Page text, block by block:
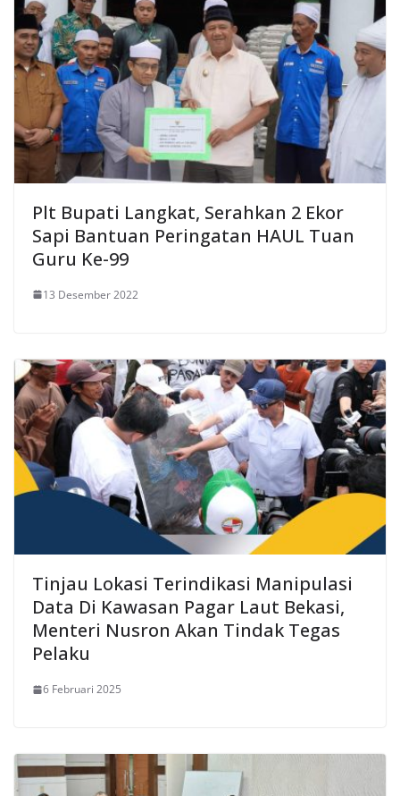
Plt Bupati Langkat, Serahkan 2 Ekor
Sapi Bantuan Peringatan HAUL Tuan
Guru Ke-99
13 Desember 2022
Tinjau Lokasi Terindikasi Manipulasi
Data Di Kawasan Pagar Laut Bekasi,
Menteri Nusron Akan Tindak Tegas
Pelaku
6 Februari 2025